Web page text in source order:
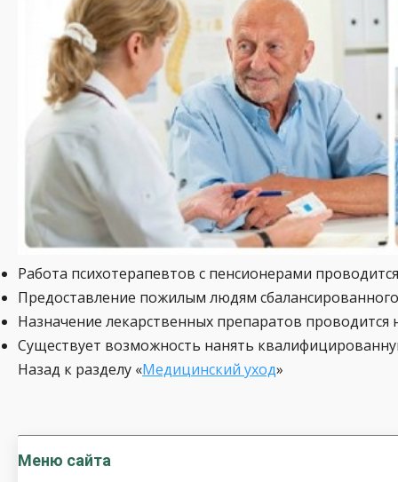
Работа психотерапевтов с пенсионерами
Предоставление пожилым людям
Назначение лекарственных препаратов
Существует возможность нанять
Назад к разделу «Медицинский уход»
Меню сайта